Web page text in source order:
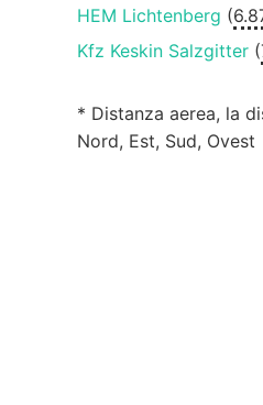
HEM Lichtenberg (
Kfz Keskin Salzgitter(
* Distanza aerea, la
Nord, Est, Sud, Ovest